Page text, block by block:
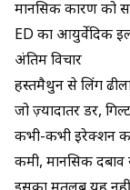
मानसिक कारण को
ED का आयुर्वेदिक
अंतिम विचार
हस्तमैथुन से लिंग
जो ज़्यादातर डर,
कभी-कभी इरेक्शन
कमी, मानसिक